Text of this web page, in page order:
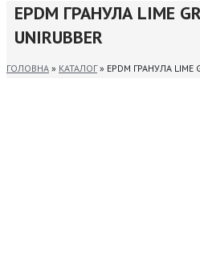
EPDM ГРАНУЛА LIME
UNIRUBBER
ГОЛОВНА » КАТАЛОГ» EPDM ГРАНУЛА LIME